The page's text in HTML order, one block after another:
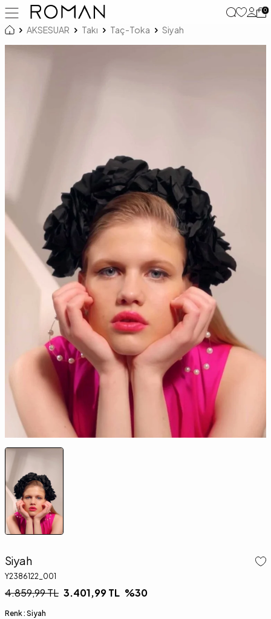
0
AKSESUAR Takı Taç-Toka Siyah
Siyah
Y2386122_001
4.859,99TL 3.401,99TL %30
Renk : Siyah